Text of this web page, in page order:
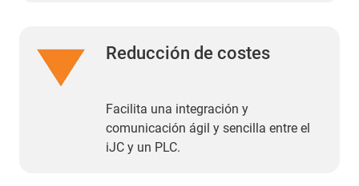
Reducción de costes
Facilita una integración y
comunicación ágil y sencilla entre el
iJC y un PLC.